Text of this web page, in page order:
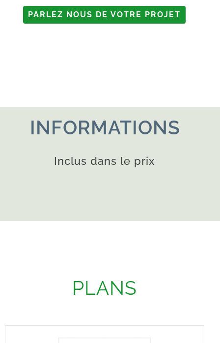
PARLEZ NOUS DE VOTRE PROJET
INFORMATIONS
Inclus dans le prix
PLANS